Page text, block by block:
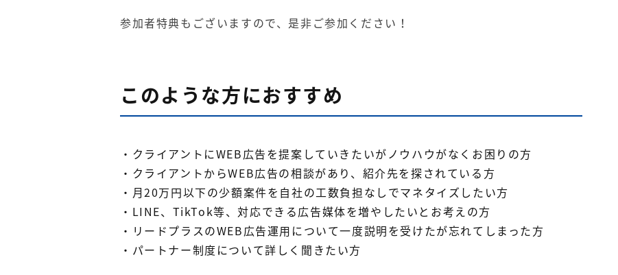
参加者特典もございますので、是非ご参加ください！
このような方におすすめ
・クライアントにWEB広告を提案していきたいがノウハウがなくお困りの方
・クライアントからWEB広告の相談があり、紹介先を探されている方
・月20万円以下の少額案件を自社の工数負担なしでマネタイズしたい方
・LINE、TikTok等、対応できる広告媒体を増やしたいとお考えの方
・リードプラスのWEB広告運用について一度説明を受けたが忘れてしまった方
・パートナー制度について詳しく聞きたい方